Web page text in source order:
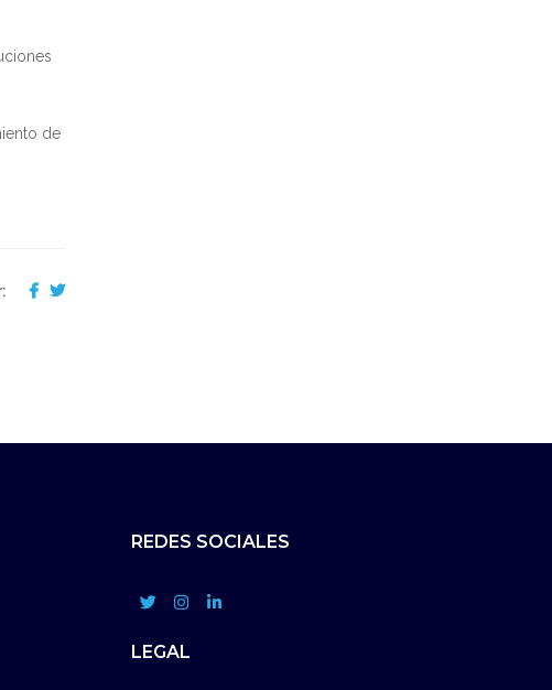
de
REDES SOCIALES
LEGAL